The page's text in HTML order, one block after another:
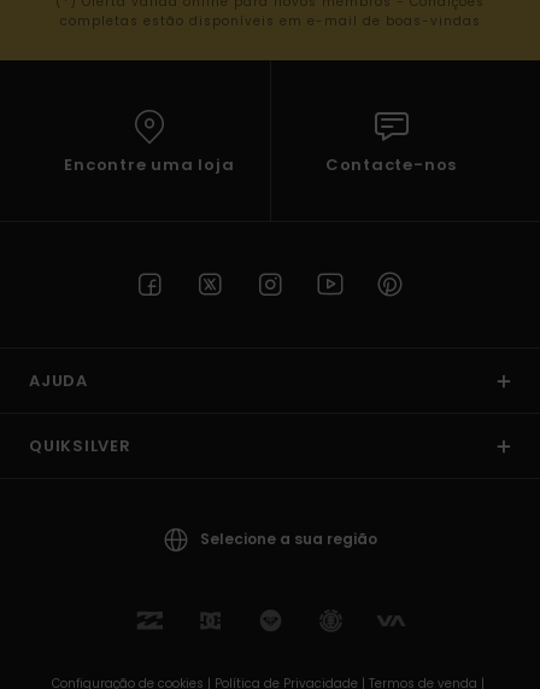
completas estão disponíveis em e-mail de boas-vindas
Encontre uma loja Contacte-nos
AJUDA
QUIKSILVER
Selecione a sua região
Configuração de cookies | Política de Privacidade | Termos de venda |